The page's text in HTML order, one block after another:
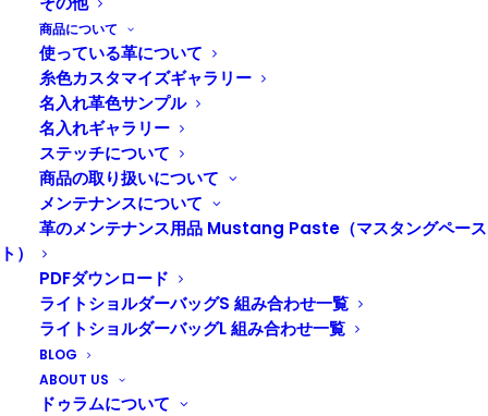
商品について
使っている革について
糸色カスタマイズギャラリー
名入れ革色サンプル
名入れギャラリー
ステッチについて
商品の取り扱いについて
メンテナンスについて
革のメンテナンス用品 Mustang Paste（マスタングペース
ト）
PDFダウンロード
ライトショルダーバッグS 組み合わせ一覧
ライトショルダーバッグL 組み合わせ一覧
BLOG
ABOUT US
ドゥラムについて
こんにちは！
だんだんと暖かくなってきましたね。春っぽくなってき
ました。
また寒くなるかもしれませんが。
オンラインストアで入学・卒業、就職祝いにオススメの
商品をセレクトした特集をはじめました。
この時期だけのラッピングもありますよ！
この機会に是非ご利用ください。
http://www.duram-shop.jp/?mode=f16